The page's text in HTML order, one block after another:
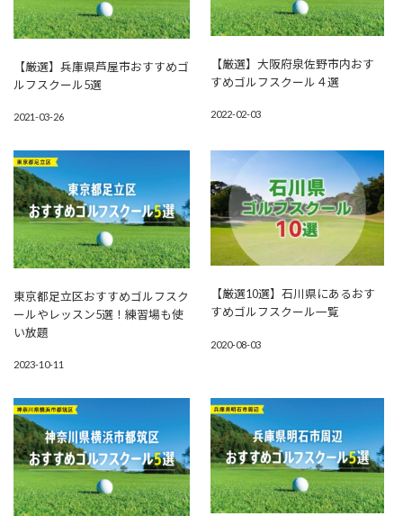
【厳選】兵庫県芦屋市おすすめゴ
ルフスクール5選
2021-03-26
【厳選】大阪府泉佐野市内おす
すめゴルフスクール４選
2022-02-03
東京都足立区おすすめゴルフスク
ールやレッスン5選！練習場も使
い放題
2023-10-11
【厳選10選】石川県にあるおす
すめゴルフスクール一覧
2020-08-03